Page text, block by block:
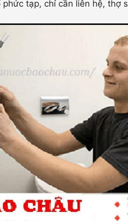
phức tạp, chỉ cần liên hệ, thợ